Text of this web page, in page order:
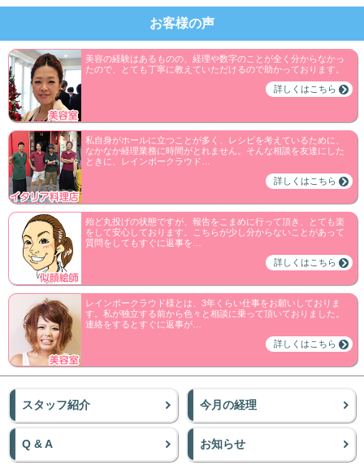
お客様の声
美容の経験はあるものの、経理や数字のことが全く分からなかっ
たので、とても丁寧に教えていただけるので助かっております。
詳しくはこちら
私自身がホールに立つことが多く、レシピを考えているために、
なかなか経理業務に時間がとれません。そんな相談を友達にした
ときに、レインボークラウド…
詳しくはこちら
殆ど丸投げの状態ですが、報告をこまめに行って頂き、とても楽
をして安心しております。こちらが少し分からないことがあって
質問をしてもすぐに返事を…
詳しくはこちら
レインボークラウド様とは、3年くらい仕事をお願いしておりま
す。私が独立する前から色々と相談に乗って頂いておりました。
連絡をするとすぐに返事が…
詳しくはこちら
スタッフ紹介 今月の経理
Q & A お知らせ